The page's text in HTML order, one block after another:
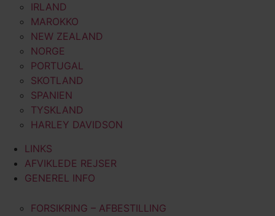
IRLAND
MAROKKO
NEW ZEALAND
NORGE
PORTUGAL
SKOTLAND
SPANIEN
TYSKLAND
HARLEY DAVIDSON
LINKS
AFVIKLEDE REJSER
GENEREL INFO
FORSIKRING – AFBESTILLING